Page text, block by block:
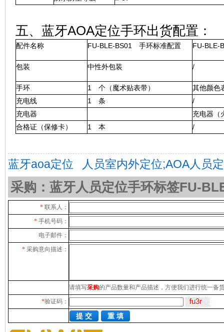
五、蓝牙AOA定位手环出货配置：
配件名称 FU-BLE-BS01 手环标准配置 FU-BLE-
包装 中性外包装 /
手环 1 个（魔术贴表带）
其他颜色
充电线
1 条
/
充电器
充电器
合格证（保修卡）
1 本 /
蓝牙aoa定位 人员室内外定位;AOA人员
采购：蓝牙人员定位手环标签FU-
* 联系人：
* 手机号码：
电子邮件：
* 采购意向描述：
请填写采购的产品数量和产品描述，方便我们进行统一备
*验证码：